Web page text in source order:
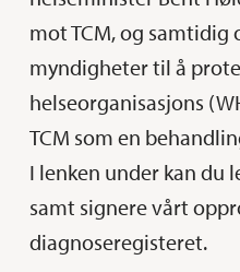
mot TCM, og
myndigheter til å
helseorganisasjons
TCM som en
I lenken under kan du
samt signere vårt
diagnoseregisteret.